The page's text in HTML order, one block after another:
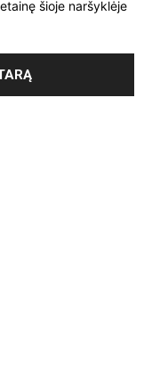
šioje naršyklėje